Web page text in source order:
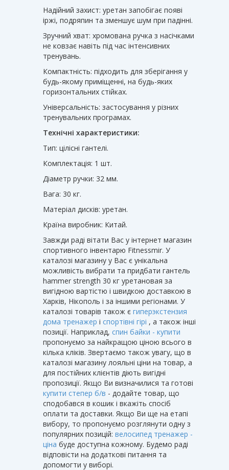
Надійний захист: уретан запобігає появі
іржі, подряпин та зменшує шум при падінні.
Зручний хват: хромована ручка з насічками
не ковзає навіть під час інтенсивних
тренувань.
Компактність: підходить для зберігання у
будь-якому приміщенні, на будь-яких
горизонтальних стійках.
Універсальність: застосування у різних
тренувальних програмах.
Технічні характеристики:
Тип: цілісні гантелі.
Комплектація: 1 шт.
Діаметр ручки: 32 мм.
Вага: 30 кг.
Матеріал дисків: уретан.
Країна виробник: Китай.
Завжди раді вітати Вас у інтернет магазин
спортивного інвентарю Fitnessmir. У
каталозі магазину у Вас є унікальна
можливість вибрати та придбати гантель
hammer strength 30 кг уретановая за
вигідною вартістю і швидкою доставкою в
Харків, Нікополь і за іншими регіонами. У
каталозі товарів також є гиперэкстензия
дома тренажер і спортівні гірі , а також інші
позиції. Наприклад, спин байки - купити
пропонуємо за найкращою ціною всього в
кілька кліків. Звертаємо також увагу, що в
каталозі магазину лояльні ціни на товар, а
для постійних клієнтів діють вигідні
пропозиції. Якщо Ви визначилися та готові
купити степер б/в - додайте товар, що
сподобався в кошик і вкажіть спосіб
оплати та доставки. Якщо Ви ще на етапі
вибору, то пропонуємо розглянути одну з
популярних позицій: велосипед тренажер -
ціна буде доступна кожному. Будемо раді
відповісти на додаткові питання та
допомогти у виборі.